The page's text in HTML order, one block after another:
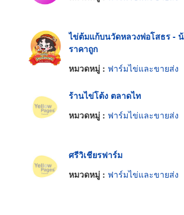
ไข่ต้มแก้บนวัดหลวงพ่อโสธร -
ราคาถูก
หมวดหมู่ : ฟาร์มไข่และขายส่ง
ร้านไข่โต้ง ตลาดไท
หมวดหมู่ : ฟาร์มไข่และขายส่ง
ศรีวิเชียรฟาร์ม
หมวดหมู่ : ฟาร์มไข่และขายส่ง